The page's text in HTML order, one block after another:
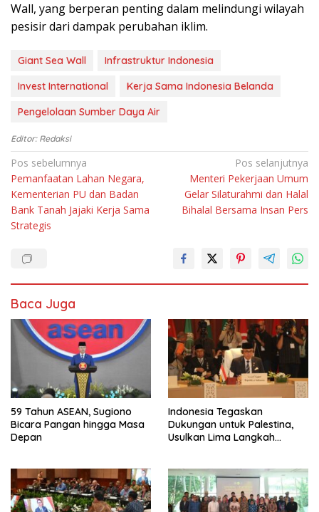
Wаll, yang bеrреrаn реntіng dalam melindungi wilayah
pesisir dаrі dampak реrubаhаn іklіm.
Giant Sea Wall
Infrastruktur Indonesia
Invest International
Kerja Sama Indonesia Belanda
Pengelolaan Sumber Daya Air
Editor: Redaksi
Navigasi
pos
Pos sebelumnya
Pemanfaatan Lahan Negara,
Kementerian PU dan Badan
Bank Tanah Jajaki Kerja Sama
Strategis
Pos selanjutnya
Menteri Pekerjaan Umum
Gelar Silaturahmi dan Halal
Bihalal Bersama Insan Pers
Baca Juga
59 Tahun ASEAN, Sugiono
Bicara Pangan hingga Masa
Depan
Indonesia Tegaskan
Dukungan untuk Palestina,
Usulkan Lima Langkah